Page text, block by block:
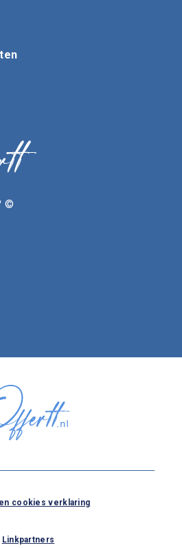
©
cookies verklaring
Linkpartners